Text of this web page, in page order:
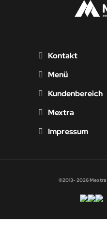
Kontakt
Menü
Kundenbereich
Mextra
Impressum
©2013- 2026 Mextra